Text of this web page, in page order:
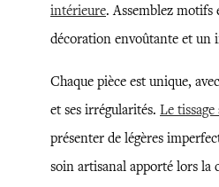
intérieure. Assemblez motifs
décoration envoûtante et un
Chaque pièce est unique,
et ses irrégularités. Le
présenter de légères
soin artisanal apporté lors la